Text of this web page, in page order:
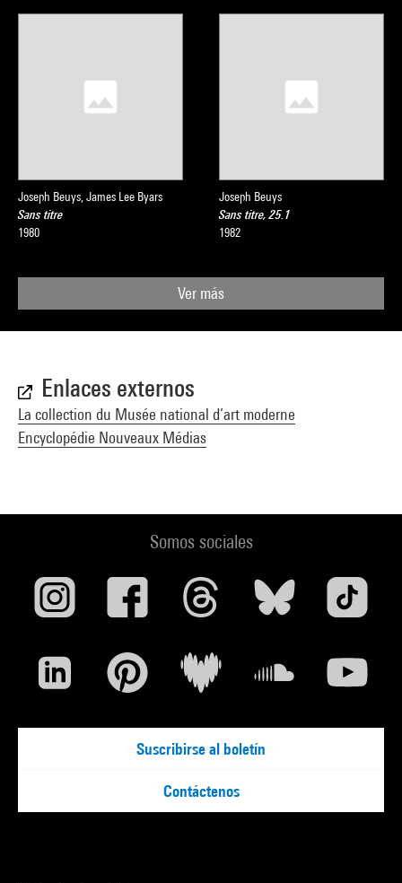
Joseph Beuys, James Lee Byars
Sans titre
1980
Joseph Beuys
Sans titre, 25.1
1982
Ver más
Enlaces externos
La collection du Musée national d’art moderne
Encyclopédie Nouveaux Médias
Somos sociales
Suscribirse al boletín
Contáctenos